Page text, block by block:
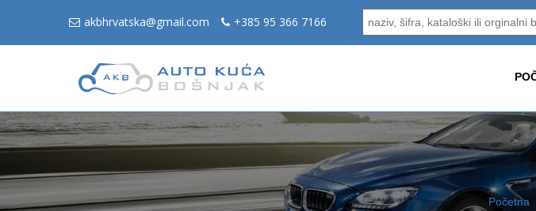
akbhrvatska@gmail.com +385 95 366 7166
Početna